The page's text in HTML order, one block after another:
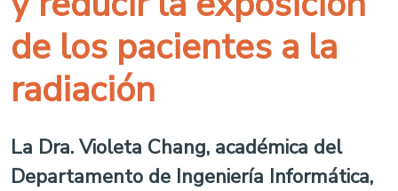
de los pacientes a la
radiación
La Dra. Violeta Chang, académica del
Departamento de Ingeniería Informática,